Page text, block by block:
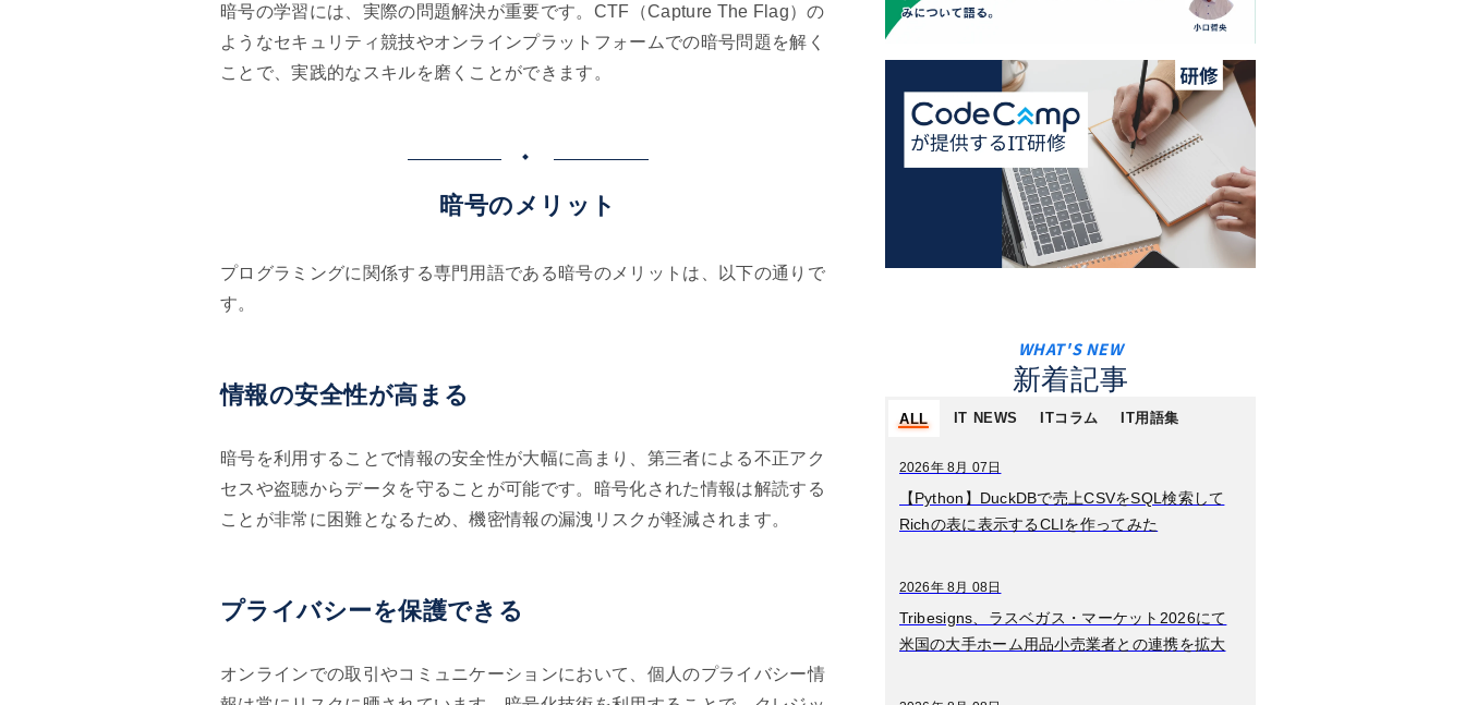
暗号の学習には、実際の問題解決が重要です。CTF（Capture The Flag）の
ようなセキュリティ競技やオンラインプラットフォームでの暗号問題を解く
ことで、実践的なスキルを磨くことができます。
暗号のメリット
プログラミングに関係する専門用語である暗号のメリットは、以下の通りで
す。
情報の安全性が高まる
暗号を利用することで情報の安全性が大幅に高まり、第三者による不正アク
セスや盗聴からデータを守ることが可能です。暗号化された情報は解読する
ことが非常に困難となるため、機密情報の漏洩リスクが軽減されます。
プライバシーを保護できる
オンラインでの取引やコミュニケーションにおいて、個人のプライバシー情
新着記事
ALL IT NEWS ITコラム IT用語集
2026年8月07日
【Python】DuckDB
で売上CSVをSQL検
【前編】Claude
クン使用量を確認す
るツールを作ってみ
2026年8月07日
ディベートとは？意
味をわかりやすく簡
データマネジメント
やすく簡単に解説
2026年 8月 07日
【Python】DuckDBで売上CSVをSQL検索して
Richの表に表示するCLIを作ってみた
2026年 8月 08日
Tribesigns、ラスベガス・マーケット2026にて
米国の大手ホーム用品小売業者との連携を拡大